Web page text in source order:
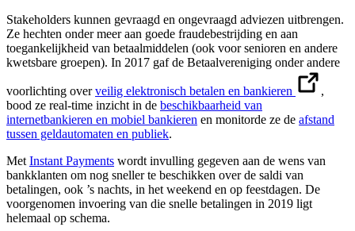
Stakeholders kunnen gevraagd en ongevraagd adviezen uitbrengen.
Ze hechten onder meer aan goede fraudebestrijding en aan
toegankelijkheid van betaalmiddelen (ook voor senioren en andere
kwetsbare groepen). In 2017 gaf de Betaalvereniging onder andere
voorlichting overveilig elektronisch betalen en bankieren
,
bood ze real-time inzicht in de beschikbaarheid van
internetbankieren en mobiel bankieren en monitorde ze de afstand
tussen geldautomaten en publiek.
Met Instant Payments wordt invulling gegeven aan de wens van
bankklanten om nog sneller te beschikken over de saldi van
betalingen, ook ’s nachts, in het weekend en op feestdagen. De
voorgenomen invoering van die snelle betalingen in 2019 ligt
helemaal op schema.